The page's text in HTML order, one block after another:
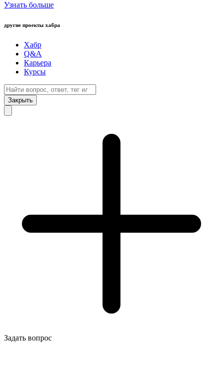
Узнать больше
другие проекты хабра
Хабр
Q&A
Карьера
Курсы
Закрыть
Задать вопрос